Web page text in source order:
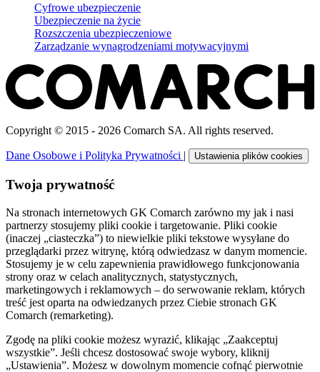
Cyfrowe ubezpieczenie
Ubezpieczenie na życie
Rozszczenia ubezpieczeniowe
Zarządzanie wynagrodzeniami motywacyjnymi
Copyright © 2015 - 2026 Comarch SA. All rights reserved.
Dane Osobowe i Polityka Prywatności | Ustawienia plików cookies
Twoja prywatność
Na stronach internetowych GK Comarch zarówno my jak i nasi
partnerzy stosujemy pliki cookie i targetowanie. Pliki cookie
(inaczej „ciasteczka”) to niewielkie pliki tekstowe wysyłane do
przeglądarki przez witrynę, którą odwiedzasz w danym momencie.
Stosujemy je w celu zapewnienia prawidłowego funkcjonowania
strony oraz w celach analitycznych, statystycznych,
marketingowych i reklamowych – do serwowanie reklam, których
treść jest oparta na odwiedzanych przez Ciebie stronach GK
Comarch (remarketing).
Zgodę na pliki cookie możesz wyrazić, klikając „Zaakceptuj
wszystkie”. Jeśli chcesz dostosować swoje wybory, kliknij
„Ustawienia”. Możesz w dowolnym momencie cofnąć pierwotnie